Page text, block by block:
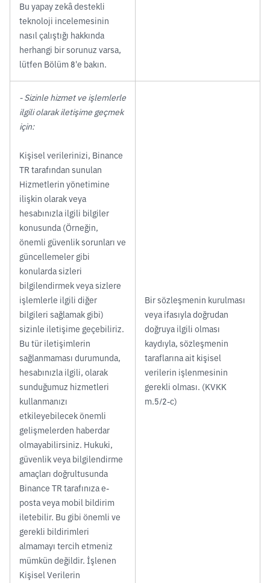
Bu yapay zekâ destekli
teknoloji incelemesinin
nasıl çalıştığı hakkında
herhangi bir sorunuz varsa,
lütfen Bölüm 8'e bakın.
- Sizinle hizmet ve işlemlerle
ilgili olarak iletişime geçmek
için:
Kişisel verilerinizi, Binance
TR tarafından sunulan
Hizmetlerin yönetimine
ilişkin olarak veya
hesabınızla ilgili bilgiler
konusunda (Örneğin,
önemli güvenlik sorunları ve
güncellemeler gibi
konularda sizleri
bilgilendirmek veya sizlere
işlemlerle ilgili diğer
bilgileri sağlamak gibi)
sizinle iletişime geçebiliriz.
Bu tür iletişimlerin
sağlanmaması durumunda,
hesabınızla ilgili, olarak
sunduğumuz hizmetleri
kullanmanızı
etkileyebilecek önemli
gelişmelerden haberdar
olmayabilirsiniz. Hukuki,
güvenlik veya bilgilendirme
amaçları doğrultusunda
Binance TR tarafınıza e-
posta veya mobil bildirim
iletebilir. Bu gibi önemli ve
gerekli bildirimleri
almamayı tercih etmeniz
mümkün değildir. İşlenen
Kişisel Verilerin
Bir sözleşmenin kurulması
veya ifasıyla doğrudan
doğruya ilgili olması
kaydıyla, sözleşmenin
taraflarına ait kişisel
verilerin işlenmesinin
gerekli olması. (KVKK
m.5/2-c)